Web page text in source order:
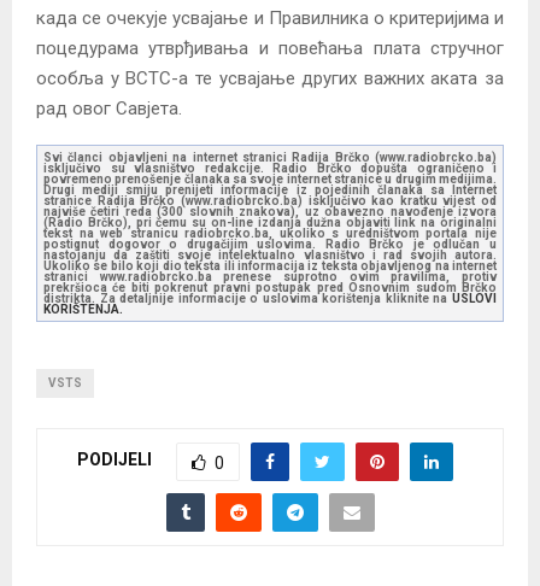
када се очекује усвајање и Правилника о критеријима и
поцедурама утврђивања и повећања плата стручног
особља у ВСТС-а те усвајање других важних аката за
рад овог Савјета.
Svi članci objavljeni na internet stranici Radija Brčko (www.radiobrcko.ba)
isključivo su vlasništvo redakcije. Radio Brčko dopušta ograničeno i
povremeno prenošenje članaka sa svoje internet stranice u drugim medijima.
Drugi mediji smiju prenijeti informacije iz pojedinih članaka sa Internet
stranice Radija Brčko (www.radiobrcko.ba) isključivo kao kratku vijest od
najviše četiri reda (300 slovnih znakova), uz obavezno navođenje izvora
(Radio Brčko), pri čemu su on-line izdanja dužna objaviti link na originalni
tekst na web stranicu radiobrcko.ba, ukoliko s uredništvom portala nije
postignut dogovor o drugačijim uslovima. Radio Brčko je odlučan u
nastojanju da zaštiti svoje intelektualno vlasništvo i rad svojih autora.
Ukoliko se bilo koji dio teksta ili informacija iz teksta objavljenog na internet
stranici www.radiobrcko.ba prenese suprotno ovim pravilima, protiv
prekršioca će biti pokrenut pravni postupak pred Osnovnim sudom Brčko
distrikta. Za detaljnije informacije o uslovima korištenja kliknite na USLOVI
KORIŠTENJA.
VSTS
PODIJELI 0